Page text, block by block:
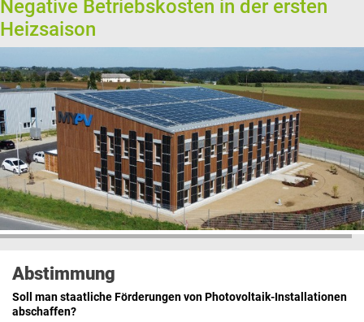
Negative Betriebskosten in der ersten
Heizsaison
Abstimmung
Soll man staatliche Förderungen von Photovoltaik-Installationen
abschaffen?